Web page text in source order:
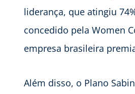
liderança, que atingiu
concedido pela Women
empresa brasileira
Além disso, o Plano